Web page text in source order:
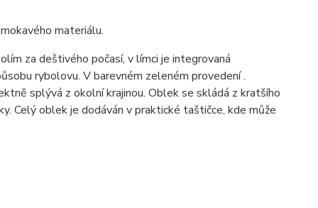
materiálu.
za deštivého počasí, v límci je integrovaná
rybolovu. V barevném zeleném provedení .
splývá z okolní krajinou. Oblek se skládá z kratšího
Celý oblek je dodáván v praktické taštičce, kde může